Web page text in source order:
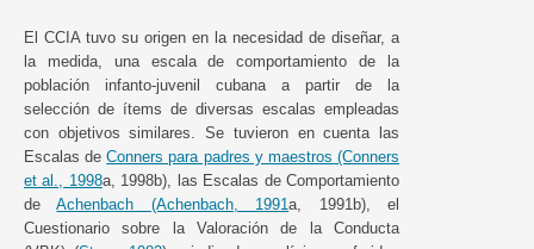
El CCIA tuvo su origen en la necesidad de diseñar, a
la medida, una escala de comportamiento de la
población infanto-juvenil cubana a partir de la
selección de ítems de diversas escalas empleadas
con objetivos similares. Se tuvieron en cuenta las
Escalas deConners para padres y maestros (Conners
et al., 1998a, 1998b), las Escalas de Comportamiento
deAchenbach (Achenbach, 1991a, 1991b), el
Cuestionario sobre la Valoración de la Conducta